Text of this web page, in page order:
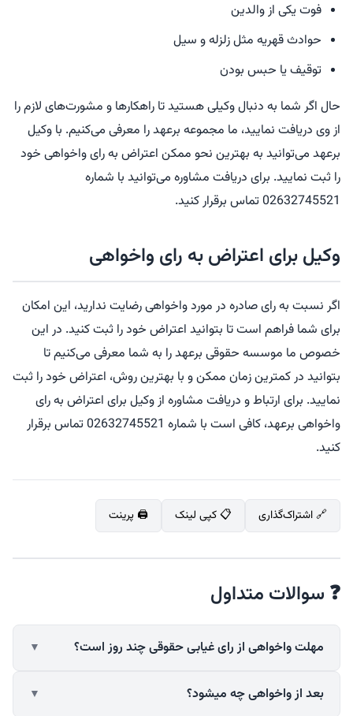
فوت یکی از والدین
حوادث قهریه مثل زلزله و سیل
توقیف یا حبس بودن
حال اگر شما به دنبال وکیلی هستید تا راهکارها و مشورت‌های لازم را
از وی دریافت نمایید، ما مجموعه برعهد را معرفی می‌کنیم. با وکیل
برعهد می‌توانید به بهترین نحو ممکن اعتراض به رای واخواهی خود
را ثبت نمایید. برای دریافت مشاوره می‌توانید با شماره
02632745521 تماس برقرار کنید.
وکیل برای اعتراض به رای واخواهی
اگر نسبت به رای صادره در مورد واخواهی رضایت ندارید، این امکان
برای شما فراهم است تا بتوانید اعتراض خود را ثبت کنید. در این
خصوص ما موسسه حقوقی برعهد را به شما معرفی می‌کنیم تا
بتوانید در کمترین زمان ممکن و با بهترین روش، اعتراض خود را ثبت
نمایید. برای ارتباط و دریافت مشاوره از وکیل برای اعتراض به رای
واخواهی برعهد، کافی است با شماره 02632745521 تماس برقرار
کنید.
🔗 اشتراک‌گذاری 📋 کپی لینک 🖨️ پرینت
❓ سوالات متداول
مهلت واخواهی از رای غیابی حقوقی چند روز است؟ ▼
📝 خلاصه پاسخ (150 کلمه)
بعد از واخواهی چه میشود؟ ▼